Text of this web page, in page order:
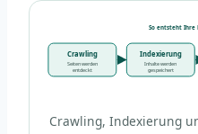
Crawling
Seiten werden
entdeckt
Indexierung
Inhalte werden
gespeichert
So entsteht Ihre
Crawling, Indexierung